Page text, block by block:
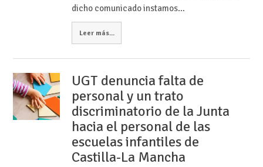
dicho comunicado instamos…
Leer más...
UGT denuncia falta de
personal y un trato
discriminatorio de la Junta
hacia el personal de las
escuelas infantiles de
Castilla-La Mancha